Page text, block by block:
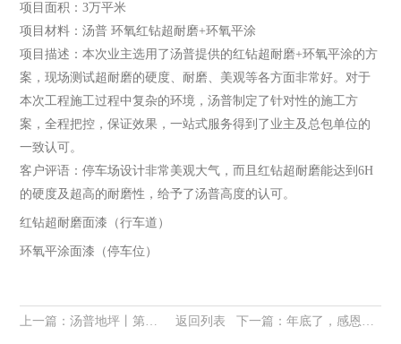
项目面积：3万平米
项目材料：汤普 环氧红钻超耐磨+环氧平涂
项目描述：本次业主选用了汤普提供的红钻超耐磨+环氧平涂的方
案，现场测试超耐磨的硬度、耐磨、美观等各方面非常好。对于
本次工程施工过程中复杂的环境，汤普制定了针对性的施工方
案，全程把控，保证效果，一站式服务得到了业主及总包单位的
一致认可。
客户评语：停车场设计非常美观大气，而且红钻超耐磨能达到6H
的硬度及超高的耐磨性，给予了汤普高度的认可。
红钻超耐磨面漆（行车道）
环氧平涂面漆（停车位）
上一篇：汤普地坪丨第九届中国【广州】国际地坪工业展览会完美闭幕 返回列表 下一篇：年底了，感恩曾经帮过我的人！